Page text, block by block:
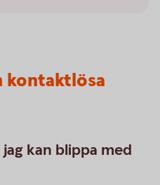
kontaktlösa
kan blippa med